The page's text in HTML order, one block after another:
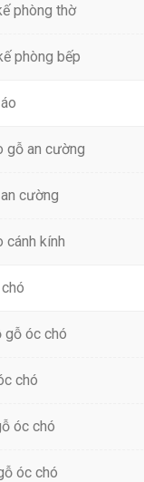
phòng thờ
phòng bếp
gỗ an cường
cường
cánh kính
gỗ óc chó
chó
óc chó
óc chó